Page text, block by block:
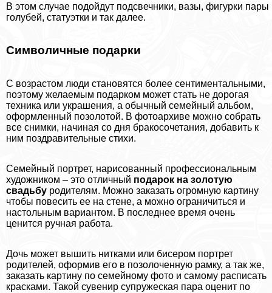
В этом случае подойдут подсвечники, вазы, фигурки пары
гoлyбей, статуэтки и так далее.
Символичные подарки
С возрастом люди становятся более сентиментальными,
поэтому желаемым подарком может стать не дорогая
техника или украшения, а обычный семейный альбом,
оформленный позолотой. В фотоархиве можно собрать
все снимки, начиная со дня бpaкосочетания, добавить к
ним поздравительные стихи.
Семейный портрет, нарисованный профессиональным
художником – это отличный подарок на золотую
свадьбу родителям. Можно заказать огромную картину
чтобы повесить ее на стене, а можно ограничиться и
настольным вариантом. В последнее время очень
ценится ручная работа.
Дочь может вышить нитками или бисером портрет
родителей, оформив его в позолоченную рамку, а так же,
заказать картину по семейному фото и самому расписать
красками. Такой сувенир супружеская пара оценит по